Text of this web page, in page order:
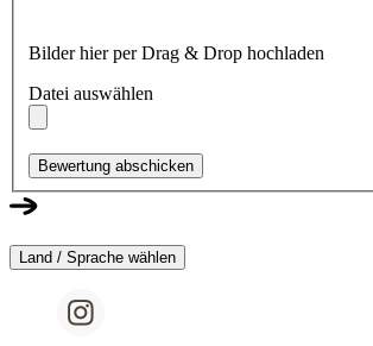
Bilder hier per Drag & Drop hochladen
Datei auswählen
Bewertung abschicken
Land / Sprache wählen